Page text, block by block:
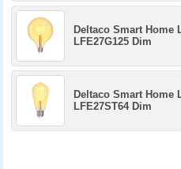
Deltaco Smart Home
LFE27G125 Dim
Deltaco Smart Home
LFE27ST64 Dim